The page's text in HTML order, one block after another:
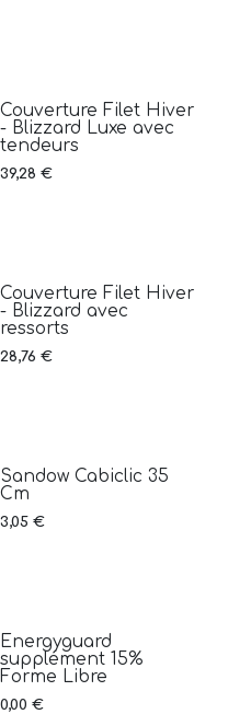
Couverture Filet Hiver
- Blizzard Luxe avec
tendeurs
39,28 €
Couverture Filet Hiver
- Blizzard avec
ressorts
28,76 €
Sandow Cabiclic 35
Cm
3,05€
Energyguard
supplément 15%
Forme Libre
0,00 €